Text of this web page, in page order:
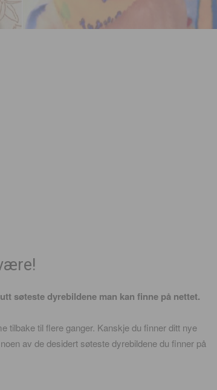
søteste dyrebildene man kan finne på nettet.
tilbake til flere ganger. Kanskje du finner ditt nye
av de desidert søteste dyrebildene du finner på